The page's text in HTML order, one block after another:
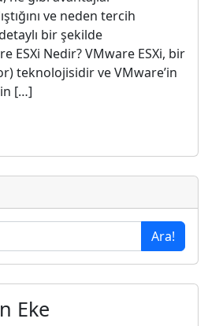
ve neden tercih
bir şekilde
ESXi Nedir? VMware ESXi, bir
teknolojisidir ve VMware’in
[…]
Ara!
Eke